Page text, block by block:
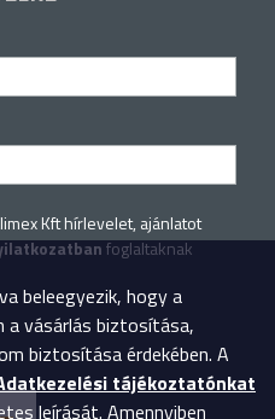
Kft hírlevelet, ajánlatot
foglaltaknak
beleegyezik, hogy a
a vásárlás biztosítása,
biztosítása érdekében. A
tájékoztatónkat
leírását. Amennyiben